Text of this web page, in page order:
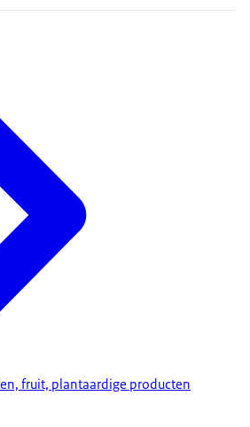
fruit, plantaardige producten